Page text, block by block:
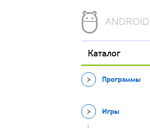
ANDROID
Каталог
Программы
Игры